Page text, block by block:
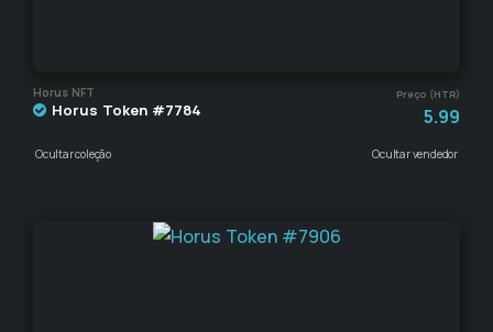
Horus NFT Preço (HTR)
Horus Token #7784 5.99
Ocultar coleção Ocultar vendedor